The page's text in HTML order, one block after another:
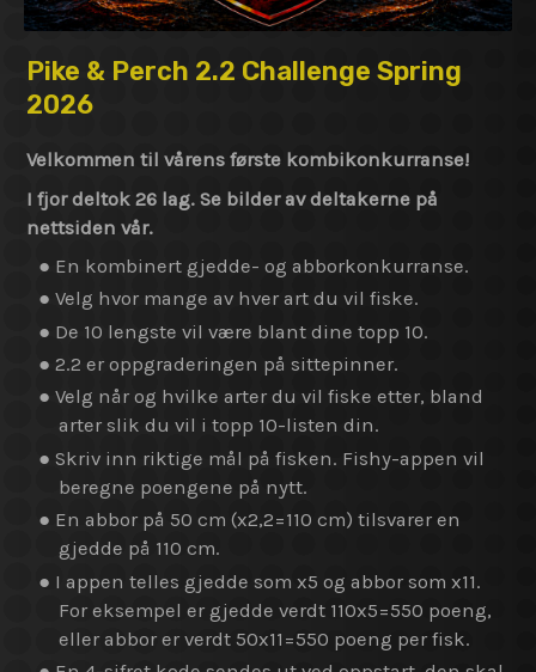
Pike & Perch 2.2 Challenge Spring
2026
Velkommen til vårens første kombikonkurranse!
I fjor deltok 26 lag. Se bilder av deltakerne på
nettsiden vår.
● En kombinert gjedde- og abborkonkurranse.
● Velg hvor mange av hver art du vil fiske.
● De 10 lengste vil være blant dine topp 10.
● 2.2 er oppgraderingen på sittepinner.
● Velg når og hvilke arter du vil fiske etter, bland
arter slik du vil i topp 10-listen din.
● Skriv inn riktige mål på fisken. Fishy-appen vil
beregne poengene på nytt.
● En abbor på 50 cm (x2,2=110 cm) tilsvarer en
gjedde på 110 cm.
● I appen telles gjedde som x5 og abbor som x11.
For eksempel er gjedde verdt 110x5=550 poeng,
eller abbor er verdt 50x11=550 poeng per fisk.